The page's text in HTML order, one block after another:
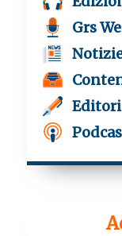
Grs